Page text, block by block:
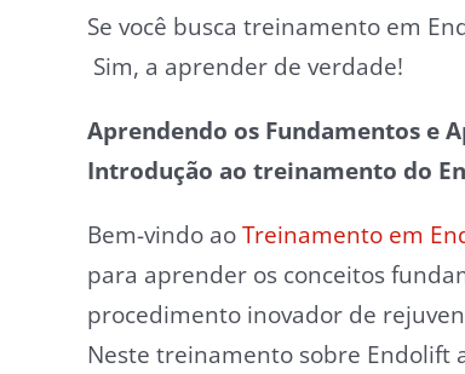
Se você busca treinamento em
Sim, a aprender de verdade!
Aprendendo os Fundamentos e
Introdução ao treinamento do
Bem-vindo ao Treinamento em
para aprender os conceitos
procedimento inovador de
Neste treinamento sobre Endolift